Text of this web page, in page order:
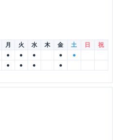
月 火 水 木 金 土 日
祝
● ● ● ●
●
● ● ● ●